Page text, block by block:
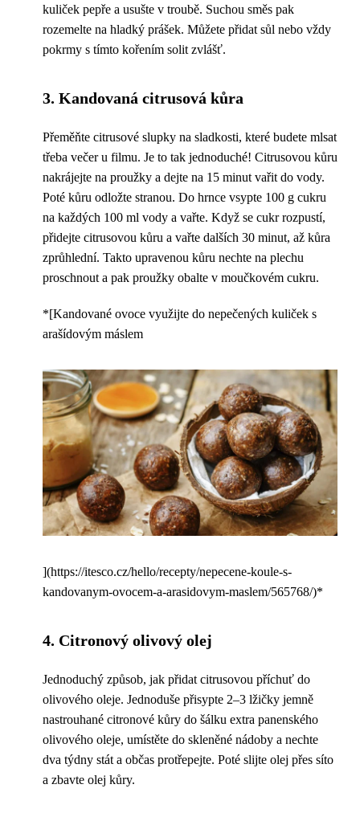
kuliček pepře a usušte v troubě. Suchou směs pak
rozemelte na hladký prášek. Můžete přidat sůl nebo vždy
pokrmy s tímto kořením solit zvlášť.
3. Kandovaná citrusová kůra
Přeměňte citrusové slupky na sladkosti, které budete mlsat
třeba večer u filmu. Je to tak jednoduché! Citrusovou kůru
nakrájejte na proužky a dejte na 15 minut vařit do vody.
Poté kůru odložte stranou. Do hrnce vsypte 100 g cukru
na každých 100 ml vody a vařte. Když se cukr rozpustí,
přidejte citrusovou kůru a vařte dalších 30 minut, až kůra
zprůhlední. Takto upravenou kůru nechte na plechu
proschnout a pak proužky obalte v moučkovém cukru.
*[Kandované ovoce využijte do nepečených kuliček s
arašídovým máslem
](https://itesco.cz/hello/recepty/nepecene-koule-s-
kandovanym-ovocem-a-arasidovym-maslem/565768/)*
4. Citronový olivový olej
Jednoduchý způsob, jak přidat citrusovou příchuť do
olivového oleje. Jednoduše přisypte 2–3 lžičky jemně
nastrouhané citronové kůry do šálku extra panenského
olivového oleje, umístěte do skleněné nádoby a nechte
dva týdny stát a občas protřepejte. Poté slijte olej přes síto
a zbavte olej kůry.